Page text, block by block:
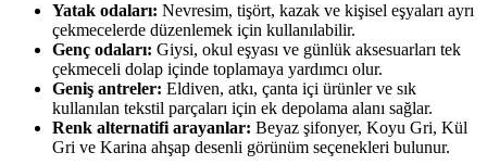
Yatak odaları: Nevresim, tişört, kazak ve kişisel eşyaları ayrı
çekmecelerde düzenlemek için kullanılabilir.
Genç odaları: Giysi, okul eşyası ve günlük aksesuarları tek
çekmeceli dolap içinde toplamaya yardımcı olur.
Geniş antreler: Eldiven, atkı, çanta içi ürünler ve sık
kullanılan tekstil parçaları için ek depolama alanı sağlar.
Renk alternatifi arayanlar: Beyaz şifonyer, Koyu Gri, Kül
Gri ve Karina ahşap desenli görünüm seçenekleri bulunur.